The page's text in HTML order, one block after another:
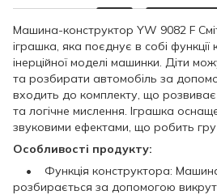
Машина-конструктор YW 9082 F
іграшка, яка поєднує в собі функції
інерційної моделі машинки. Діти
та розбирати автомобіль за
входить до комплекту, що
та логічне мислення. Іграшка
звуковими ефектами, що робить
Особливості продукту:
• Функція конструктора:
розбирається за допомогою